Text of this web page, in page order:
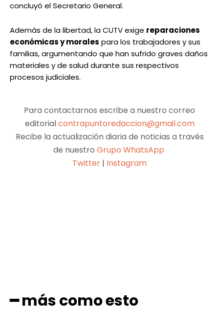
concluyó el Secretario General.
Además de la libertad, la CUTV exige reparaciones
económicas y morales para los trabajadores y sus
familias, argumentando que han sufrido graves daños
materiales y de salud durante sus respectivos
procesos judiciales.
Para contactarnos escribe a nuestro correo
editorialcontrapuntoredaccion@gmail.com
Recibe la actualización diaria de noticias a través
de nuestro Grupo WhatsApp
Twitter | Instagram
━ más como esto